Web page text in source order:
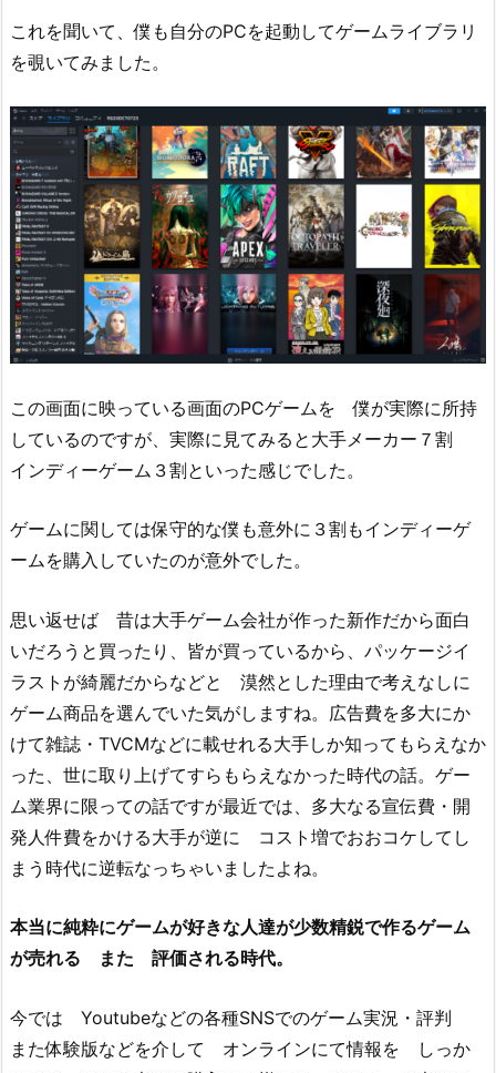
これを聞いて、僕も自分のPCを起動してゲームライブラリ
を覗いてみました。
この画面に映っている画面のPCゲームを 僕が実際に所持
しているのですが、実際に見てみると大手メーカー７割
インディーゲーム３割といった感じでした。
ゲームに関しては保守的な僕も意外に３割もインディーゲ
ームを購入していたのが意外でした。
思い返せば 昔は大手ゲーム会社が作った新作だから面白
いだろうと買ったり、皆が買っているから、パッケージイ
ラストが綺麗だからなどと 漠然とした理由で考えなしに
ゲーム商品を選んでいた気がしますね。広告費を多大にか
けて雑誌・TVCMなどに載せれる大手しか知ってもらえなか
った、世に取り上げてすらもらえなかった時代の話。ゲー
ム業界に限っての話ですが最近では、多大なる宣伝費・開
発人件費をかける大手が逆に コスト増でおおコケしてし
まう時代に逆転なっちゃいましたよね。
本当に純粋にゲームが好きな人達が少数精鋭で作るゲーム
が売れる また 評価される時代。
今では Youtubeなどの各種SNSでのゲーム実況・評判
また体験版などを介して オンラインにて情報を しっか